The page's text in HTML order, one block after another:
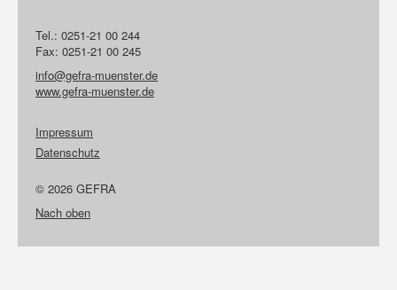
Tel.: 0251-21 00 244
Fax: 0251-21 00 245
info@gefra-muenster.de
www.gefra-muenster.de
Impressum
Datenschutz
© 2026 GEFRA
Nach oben